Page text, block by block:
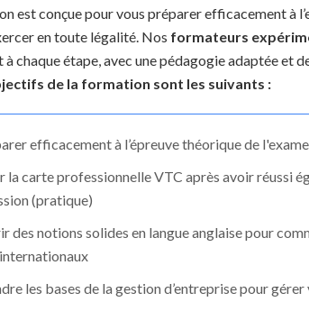
est conçue pour vous préparer efficacement à
en toute légalité. Nos formateurs
chaque étape, avec une pédagogie adaptée et
de la formation sont les suivants :
efficacement à l’épreuve théorique de
la carte professionnelle VTC après avoir réussi
(pratique)
des notions solides en langue anglaise pour
les bases de la gestion d’entreprise pour